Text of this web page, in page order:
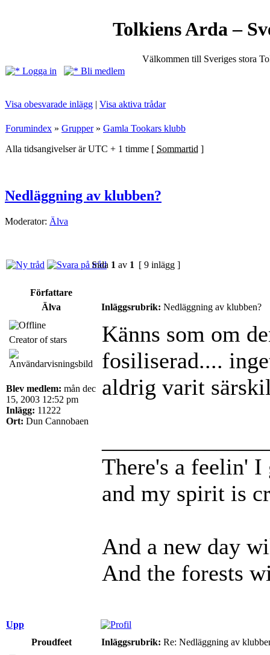
Tolkiens Arda –
Välkommen till Sveriges stora
Logga in
Bli medlem
Visa obesvarade inlägg | Visa aktiva trådar
Forumindex » Grupper» Gamla Tookars klubb
Alla tidsangivelser är UTC + 1 timme [ Sommartid ]
Nedläggning av klubben?
Moderator: Älva
Sida 1 av 1 [ 9 inlägg ]
Författare
Älva
Inläggsrubrik: Nedläggning av klubben?
Creator of stars
Blev medlem: mån dec
15, 2003 12:52 pm
Inlägg: 11222
Ort: Dun Cannobaen
Känns som om
fosiliserad....
aldrig varit
There's a feelin'
and my spirit is
And a new day
And the forests
Upp
Proudfeet
Inläggsrubrik: Re: Nedläggning av